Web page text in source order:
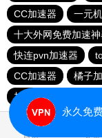
CC加速器
一元
十大外网免费加速神
快连pvn加速器
CC加速器
橘子
加速器试用七天
永久免